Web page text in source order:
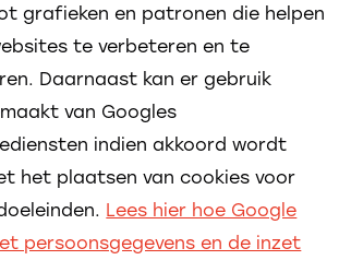
grafieken en patronen die helpen
te verbeteren en te
Daarnaast kan er gebruik
van Googles
indien akkoord wordt
het plaatsen van cookies voor
Lees hier hoe Google
persoonsgegevens en de inzet